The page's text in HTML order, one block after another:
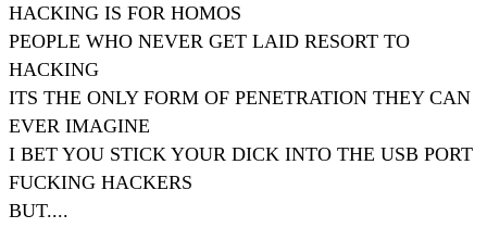
HACKING IS FOR HOMOS
PEOPLE WHO NEVER GET LAID RESORT TO
HACKING
ITS THE ONLY FORM OF PENETRATION THEY CAN
EVER IMAGINE
I BET YOU STICK YOUR DICK INTO THE USB PORT
FUCKING HACKERS
BUT....